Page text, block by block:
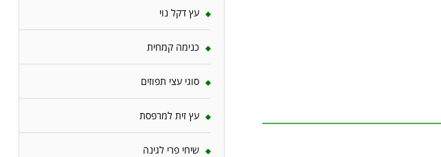
עץ דקל נוי
כנימה קמחית
סוגי עצי תפוזים
עץ זית למרפסת
שיחי פרי לגינה